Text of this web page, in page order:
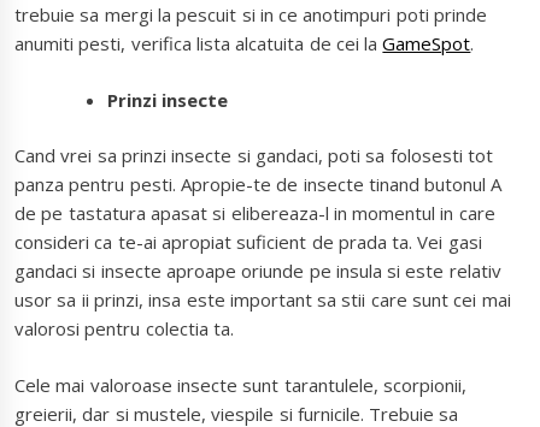
trebuie sa mergi la pescuit si in ce anotimpuri poti prinde
anumiti pesti, verifica lista alcatuita de cei laGameSpot.
Prinzi insecte
Cand vrei sa prinzi insecte si gandaci, poti sa folosesti tot
panza pentru pesti. Apropie-te de insecte tinand butonul A
de pe tastatura apasat si elibereaza-l in momentul in care
consideri ca te-ai apropiat suficient de prada ta. Vei gasi
gandaci si insecte aproape oriunde pe insula si este relativ
usor sa ii prinzi, insa este important sa stii care sunt cei mai
valorosi pentru colectia ta.
Cele mai valoroase insecte sunt tarantulele, scorpionii,
greierii, dar si mustele, viespile si furnicile. Trebuie sa